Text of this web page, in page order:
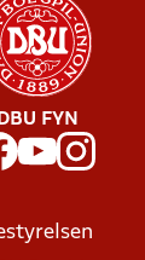
DBU FYN